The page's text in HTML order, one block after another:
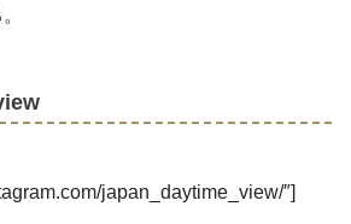
japan_daytime_view/″]